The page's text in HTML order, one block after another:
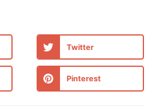
Twitter
Pinterest